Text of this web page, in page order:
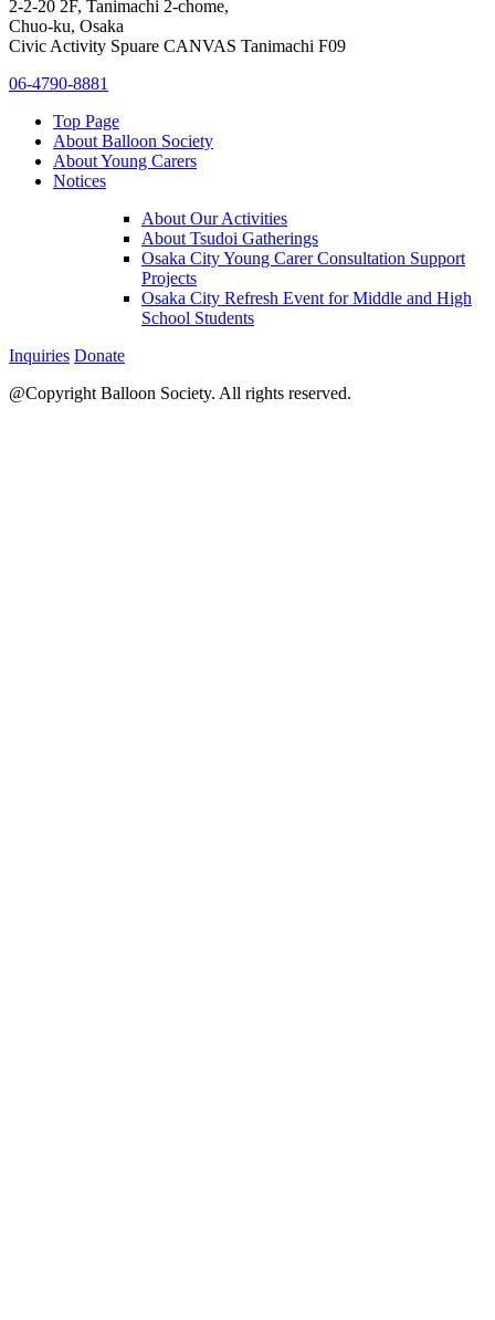
2-2-20 2F, Tanimachi 2-chome,
Chuo-ku, Osaka
Civic Activity Spuare CANVAS Tanimachi F09
06-4790-8881
Top Page
About Balloon Society
About Young Carers
Notices
About Our Activities
About Tsudoi Gatherings
Osaka City Young Carer Consultation Support
Projects
Osaka City Refresh Event for Middle and High
School Students
Inquiries Donate
@Copyright Balloon Society. All rights reserved.